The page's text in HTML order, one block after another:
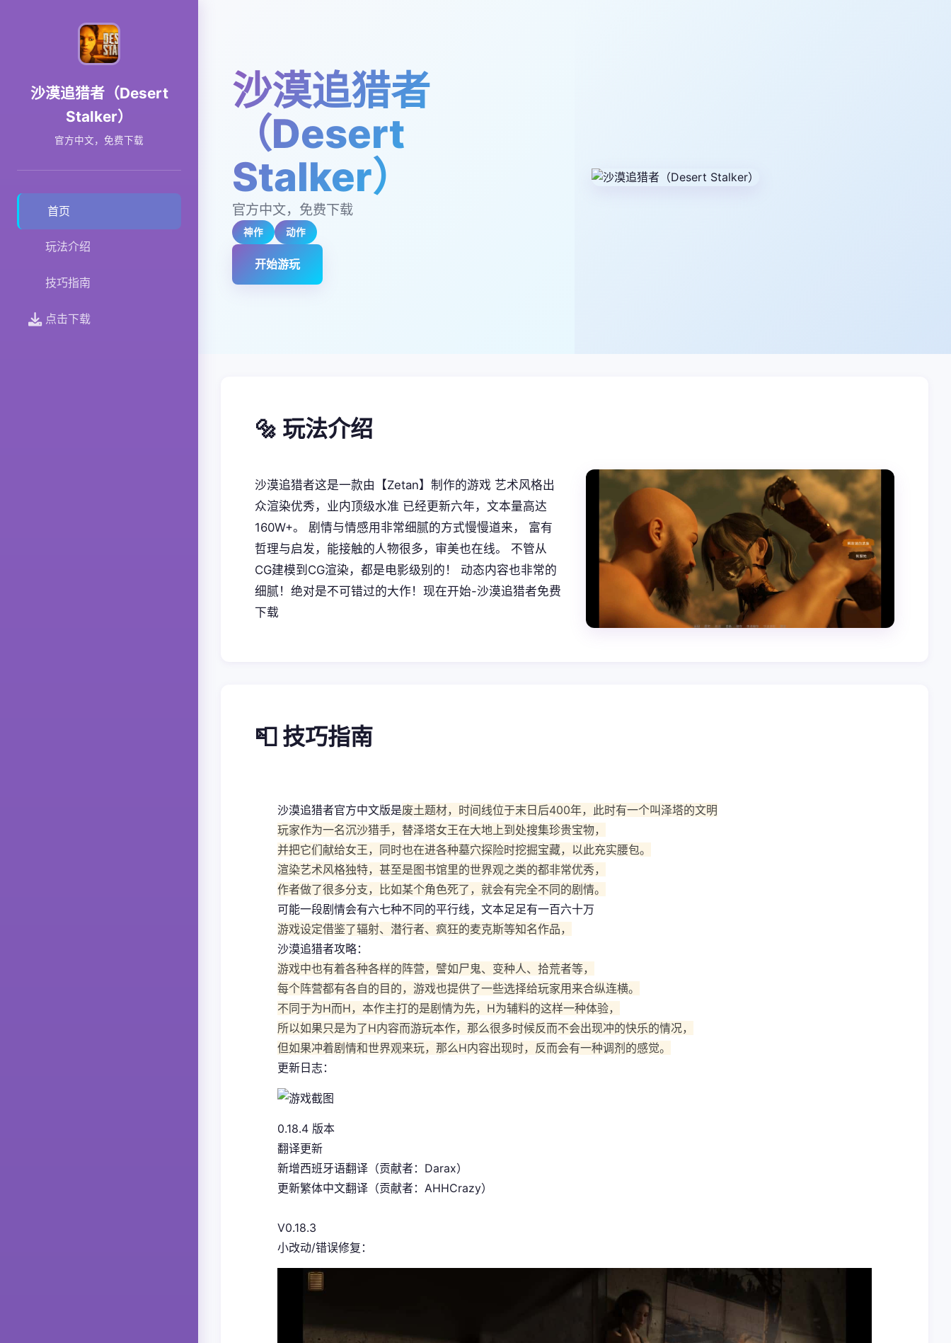
沙漠追猎者（Desert
Stalker）
官方中文，免费下载
首页
玩法介绍
技巧指南
点击下载
沙漠追猎者
（Desert
Stalker）
官方中文，免费下载
神作 动作
开始游玩
🔩 玩法介绍
沙漠追猎者这是一款由【Zetan】制作的游戏 艺术风格出
众渲染优秀，业内顶级水准 已经更新六年，文本量高达
160W+。 剧情与情感用非常细腻的方式慢慢道来， 富有
哲理与启发，能接触的人物很多，审美也在线。 不管从
CG建模到CG渲染，都是电影级别的！ 动态内容也非常的
细腻！绝对是不可错过的大作！现在开始-沙漠追猎者免费
下载
📮 技巧指南
沙漠追猎者官方中文版是废土题材，时间线位于末日后400年，此时有一个叫泽塔的文明
玩家作为一名沉沙猎手，替泽塔女王在大地上到处搜集珍贵宝物，
并把它们献给女王，同时也在进各种墓穴探险时挖掘宝藏，以此充实腰包。
渲染艺术风格独特，甚至是图书馆里的世界观之类的都非常优秀，
作者做了很多分支，比如某个角色死了，就会有完全不同的剧情。
可能一段剧情会有六七种不同的平行线，文本足足有一百六十万
游戏设定借鉴了辐射、潜行者、疯狂的麦克斯等知名作品，
沙漠追猎者攻略：
游戏中也有着各种各样的阵营，譬如尸鬼、变种人、拾荒者等，
每个阵营都有各自的目的，游戏也提供了一些选择给玩家用来合纵连横。
不同于为H而H，本作主打的是剧情为先，H为辅料的这样一种体验，
所以如果只是为了H内容而游玩本作，那么很多时候反而不会出现冲的快乐的情况，
但如果冲着剧情和世界观来玩，那么H内容出现时，反而会有一种调剂的感觉。
更新日志：
0.18.4 版本
翻译更新
新增西班牙语翻译（贡献者：Darax）
更新繁体中文翻译（贡献者：AHHCrazy）
V0.18.3
小改动/错误修复：